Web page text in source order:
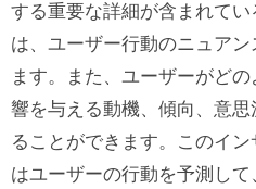
ナ４例
例１：スーパーマ
イト
ペルソナ名：
する重要な詳細が含まれて
は、ユーザー行動のニュア
ます。また、ユーザーがど
響を与える動機、傾向、意
ることができます。このイ
はユーザーの行動を予測し